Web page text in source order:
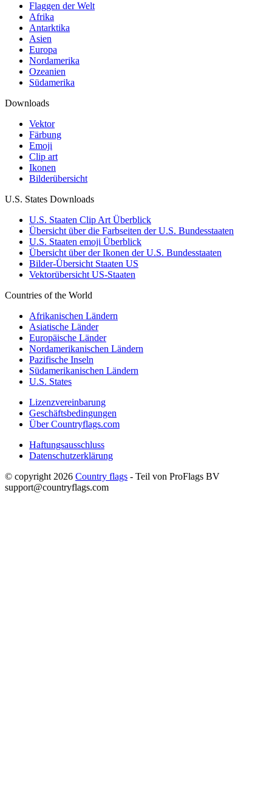
Flaggen der Welt
Afrika
Antarktika
Asien
Europa
Nordamerika
Ozeanien
Südamerika
Downloads
Vektor
Färbung
Emoji
Clip art
Ikonen
Bilderübersicht
U.S. States Downloads
U.S. Staaten Clip Art Überblick
Übersicht über die Farbseiten der U.S. Bundesstaaten
U.S. Staaten emoji Überblick
Übersicht über der Ikonen der U.S. Bundesstaaten
Bilder-Übersicht Staaten US
Vektorübersicht US-Staaten
Countries of the World
Afrikanischen Ländern
Asiatische Länder
Europäische Länder
Nordamerikanischen Ländern
Pazifische Inseln
Südamerikanischen Ländern
U.S. States
Lizenzvereinbarung
Geschäftsbedingungen
Über Countryflags.com
Haftungsausschluss
Datenschutzerklärung
© copyright 2026 Country flags - Teil von ProFlags BV
support@countryflags.com